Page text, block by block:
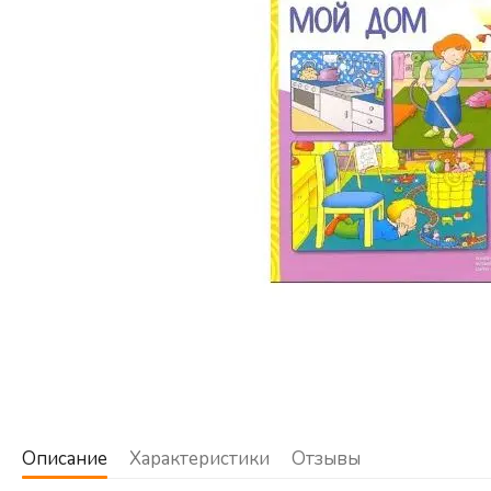
Описание Характеристики Отзывы